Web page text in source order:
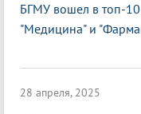
БГМУ вошел в топ-
"Медицина" и
28 апреля, 2025